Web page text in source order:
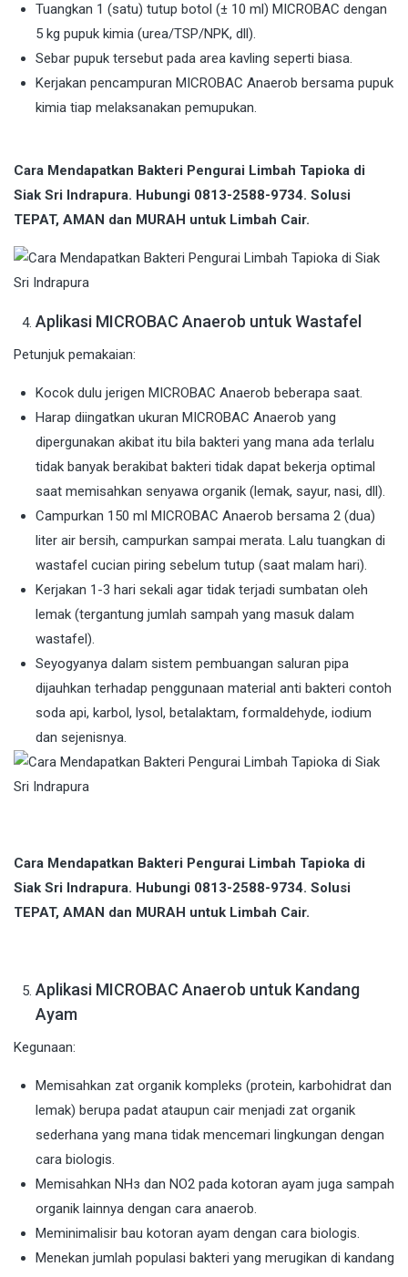
Tuangkan 1 (satu) tutup botol (± 10 ml) MICROBAC dengan
5 kg pupuk kimia (urea/TSP/NPK, dll).
Sebar pupuk tersebut pada area kavling seperti biasa.
Kerjakan pencampuran MICROBAC Anaerob bersama pupuk
kimia tiap melaksanakan pemupukan.
Cara Mendapatkan Bakteri Pengurai Limbah Tapioka di
Siak Sri Indrapura. Hubungi 0813-2588-9734. Solusi
TEPAT, AMAN dan MURAH untuk Limbah Cair.
Aplikasi MICROBAC Anaerob untuk Wastafel
Petunjuk pemakaian:
Kocok dulu jerigen MICROBAC Anaerob beberapa saat.
Harap diingatkan ukuran MICROBAC Anaerob yang
dipergunakan akibat itu bila bakteri yang mana ada terlalu
tidak banyak berakibat bakteri tidak dapat bekerja optimal
saat memisahkan senyawa organik (lemak, sayur, nasi, dll).
Campurkan 150 ml MICROBAC Anaerob bersama 2 (dua)
liter air bersih, campurkan sampai merata. Lalu tuangkan di
wastafel cucian piring sebelum tutup (saat malam hari).
Kerjakan 1-3 hari sekali agar tidak terjadi sumbatan oleh
lemak (tergantung jumlah sampah yang masuk dalam
wastafel).
Seyogyanya dalam sistem pembuangan saluran pipa
dijauhkan terhadap penggunaan material anti bakteri contoh
soda api, karbol, lysol, betalaktam, formaldehyde, iodium
dan sejenisnya.
Cara Mendapatkan Bakteri Pengurai Limbah Tapioka di
Siak Sri Indrapura. Hubungi 0813-2588-9734. Solusi
TEPAT, AMAN dan MURAH untuk Limbah Cair.
Aplikasi MICROBAC Anaerob untuk Kandang
Ayam
Kegunaan:
Memisahkan zat organik kompleks (protein, karbohidrat dan
lemak) berupa padat ataupun cair menjadi zat organik
sederhana yang mana tidak mencemari lingkungan dengan
cara biologis.
Memisahkan NHз dan NO2 pada kotoran ayam juga sampah
organik lainnya dengan cara anaerob.
Meminimalisir bau kotoran ayam dengan cara biologis.
Menekan jumlah populasi bakteri yang merugikan di kandang